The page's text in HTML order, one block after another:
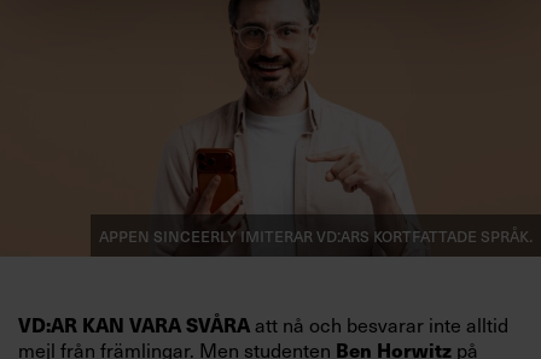
Appen Sinceerly imiterar vd:ars kortfattade språk.
VD:AR KAN VARA SVÅRAatt nå och besvarar inte alltid
mejl från främlingar. Men studenten Ben Horwitz på